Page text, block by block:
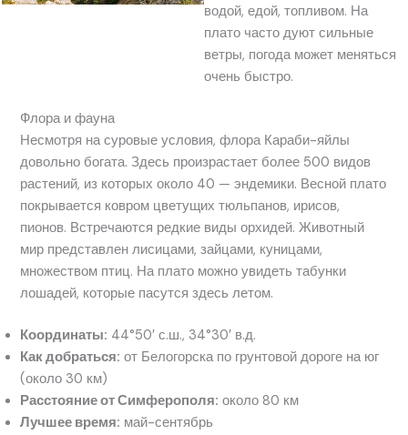
водой, едой, топливом. На
плато часто дуют сильные
ветры, погода может меняться
очень быстро.
Флора и фауна
Несмотря на суровые условия, флора Караби-яйлы
довольно богата. Здесь произрастает более 500 видов
растений, из которых около 40 — эндемики. Весной плато
покрывается ковром цветущих тюльпанов, ирисов,
пионов. Встречаются редкие виды орхидей. Животный
мир представлен лисицами, зайцами, куницами,
множеством птиц. На плато можно увидеть табунки
лошадей, которые пасутся здесь летом.
Координаты: 44°50′ с.ш., 34°30′ в.д.
Как добраться: от Белогорска по грунтовой дороге на юг
(около 30 км)
Расстояние от Симферополя: около 80 км
Лучшее время: май-сентябрь